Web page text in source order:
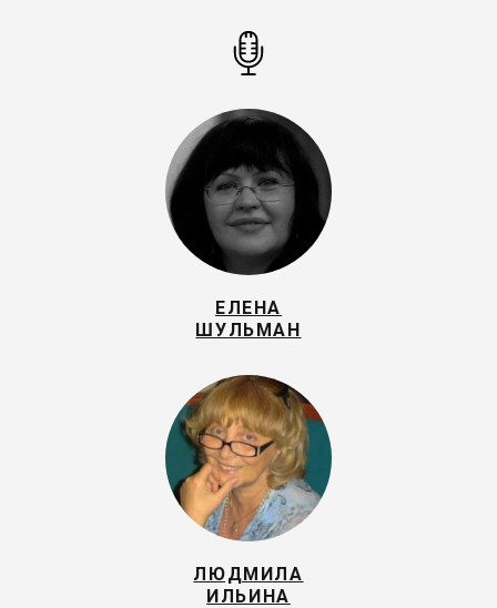
ЕЛЕНА
ШУЛЬМАН
ЛЮДМИЛА
ИЛЬИНА